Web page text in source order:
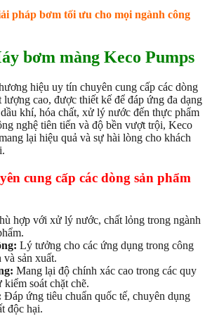
pháp bơm tối ưu cho mọi ngành công
bơm màng Keco Pumps
hiệu uy tín chuyên cung cấp các dòng
lượng cao, được thiết kế để đáp ứng đa dạng
khí, hóa chất, xử lý nước đến thực phẩm
nghệ tiên tiến và độ bền vượt trội, Keco
lại hiệu quả và sự hài lòng cho khách
cung cấp các dòng sản phẩm
hợp với xử lý nước, chất lỏng trong ngành
Lý tưởng cho các ứng dụng trong công
và sản xuất.
Mang lại độ chính xác cao trong các quy
kiểm soát chặt chẽ.
Đáp ứng tiêu chuẩn quốc tế, chuyên dụng
độc hại.